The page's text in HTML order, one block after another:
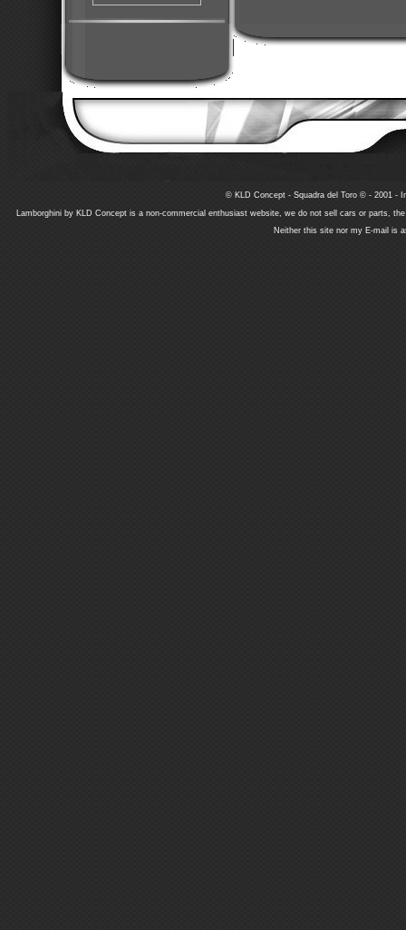
© KLD Concept - Squadra del Toro © - 2001 -
Lamborghini by KLD Concept is a non-commercial enthusiast website, we do not sell cars or parts,
Neither this site nor my E-mail is